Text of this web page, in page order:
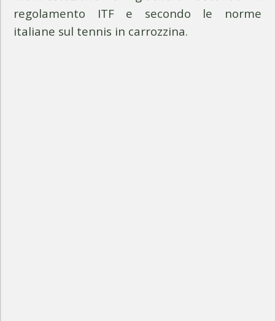
regolamento ITF e secondo le norme
italiane sul tennis in carrozzina.